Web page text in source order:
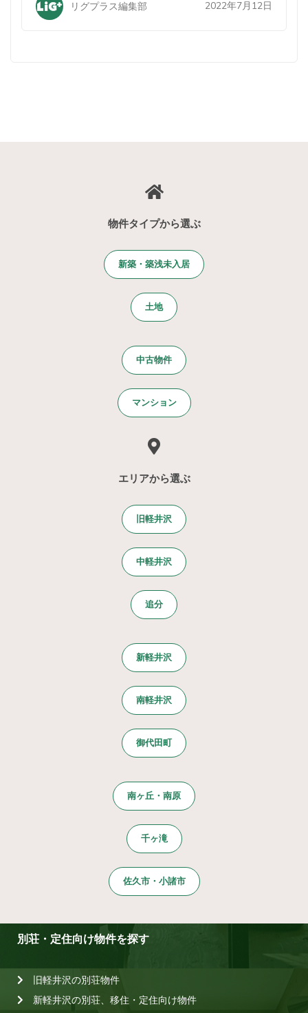
リグプラス編集部 2022年7月12日
物件タイプから選ぶ
新築・築浅未入居
土地
中古物件
マンション
エリアから選ぶ
旧軽井沢
中軽井沢
追分
新軽井沢
南軽井沢
御代田町
南ヶ丘・南原
千ヶ滝
佐久市・小諸市
別荘・定住向け物件を探す
旧軽井沢の別荘物件
新軽井沢の別荘、移住・定住向け物件